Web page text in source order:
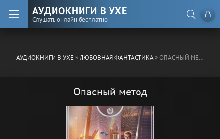
АУДИОКНИГИ В УХЕ
Слушать онлайн бесплатно
АУДИОКНИГИ В УХЕ»ЛЮБОВНАЯ ФАНТАСТИКА» ОПАСНЫЙ МЕТОД
Опасный метод